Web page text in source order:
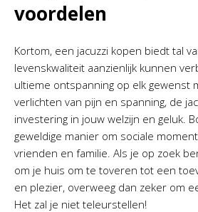
voordelen
Kortom, een jacuzzi kopen biedt tal
levenskwaliteit aanzienlijk kunnen
ultieme ontspanning op elk gewenst
verlichten van pijn en spanning, de
investering in jouw welzijn en geluk.
geweldige manier om sociale
vrienden en familie. Als je op zoek
om je huis om te toveren tot een
en plezier, overweeg dan zeker om
Het zal je niet teleurstellen!